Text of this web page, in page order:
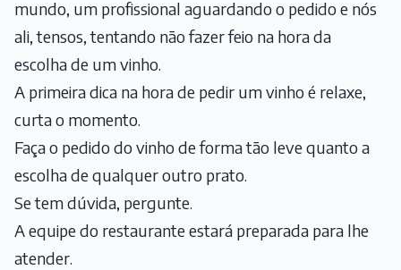
mundo, um profissional aguardando o pedido e nós
ali, tensos, tentando não fazer feio na hora da
escolha de um vinho.
A primeira dica na hora de pedir um vinho é relaxe,
curta o momento.
Faça o pedido do vinho de forma tão leve quanto a
escolha de qualquer outro prato.
Se tem dúvida, pergunte.
A equipe do restaurante estará preparada para lhe
atender.